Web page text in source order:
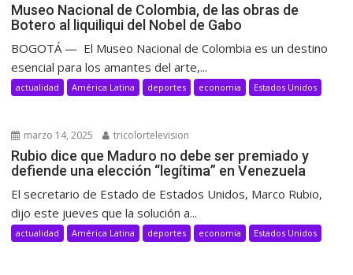
Museo Nacional de Colombia, de las obras de
Botero al liquiliqui del Nobel de Gabo
BOGOTÁ — El Museo Nacional de Colombia es un destino
esencial para los amantes del arte,...
actualidad América Latina deportes economia Estados Unidos
marzo 14, 2025 tricolortelevision
Rubio dice que Maduro no debe ser premiado y
defiende una elección “legítima” en Venezuela
El secretario de Estado de Estados Unidos, Marco Rubio,
dijo este jueves que la solución a...
actualidad América Latina deportes economia Estados Unidos